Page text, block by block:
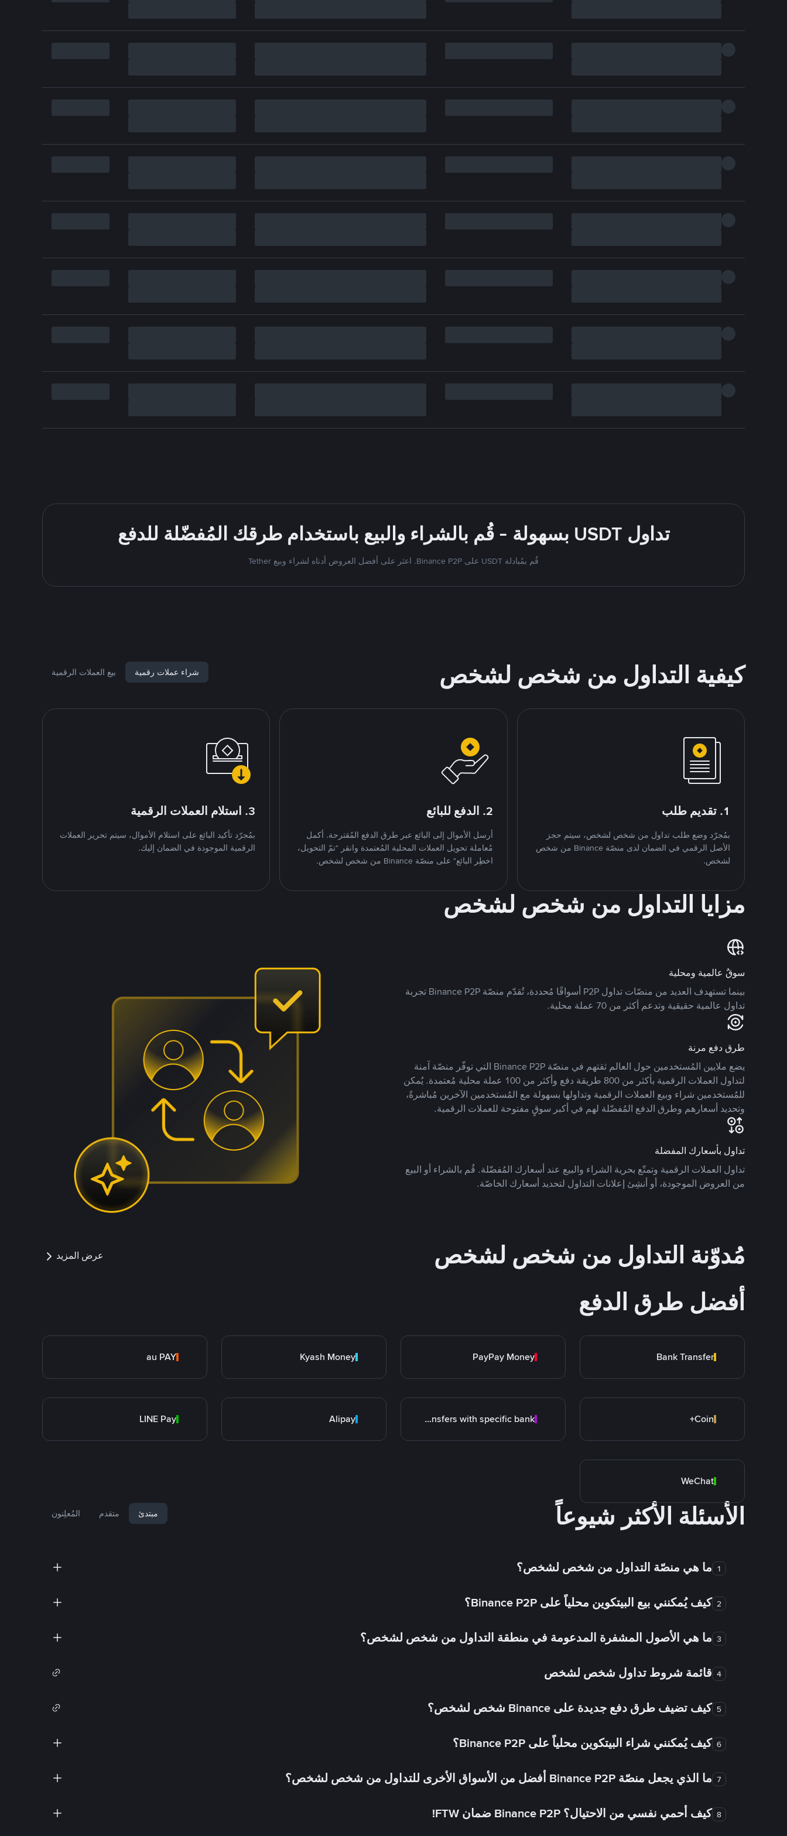
تداول USDT بسهولة - قُم بالشراء والبيع باستخدام طرقك المُفضّلة للدفع
قُم بمُبادلة USDT على Binance P2P. اعثر على أفضل العروض أدناه لشراء وبيع Tether
كيفية التداول من شخص لشخص شراء عملات رقمية بيع العملات الرقمية
1. تقديم طلب
بمُجرّد وضع طلب تداول من شخص لشخص، سيتم حجز
الأصل الرقمي في الضمان لدى منصّة Binance من شخص
لشخص.
2. الدفع للبائع
أرسل الأموال إلى البائع عبر طرق الدفع المُقترحة. أكمل
مُعاملة تحويل العملات المحلية المُعتمدة وانقر "تمّ التحويل،
اخطِر البائع" على منصّة Binance من شخص لشخص.
3. استلام العملات الرقمية
بمُجرّد تأكيد البائع على استلام الأموال، سيتم تحرير العملات
الرقمية الموجودة في الضمان إليك.
مزايا التداول من شخص لشخص
سوقٌ عالمية ومحلية
بينما تستهدف العديد من منصّات تداول P2P أسواقًا مُحددة، تُقدّم منصّة Binance P2P تجربة
تداول عالمية حقيقية وتدعم أكثر من 70 عملة محلية.
طرق دفع مرنة
يضع ملايين المُستخدمين حول العالم ثقتهم في منصّة Binance P2P التي توفّر منصّة آمنة
لتداول العملات الرقمية بأكثر من 800 طريقة دفع وأكثر من 100 عملة محلية مُعتمدة. يُمكن
للمُستخدمين شراء وبيع العملات الرقمية وتداولها بسهولة مع المُستخدمين الآخرين مُباشرةً،
وتحديد أسعارهم وطرق الدفع المُفضّلة لهم في أكبر سوقٍ مفتوحة للعملات الرقمية.
تداول بأسعارك المفضلة
تداول العملات الرقمية وتمتّع بحرية الشراء والبيع عند أسعارك المُفضّلة. قُم بالشراء أو البيع
من العروض الموجودة، أو أنشِئ إعلانات التداول لتحديد أسعارك الخاصّة.
مُدوّنة التداول من شخص لشخص عرض المزيد
أفضل طرق الدفع
Bank Transfer
PayPay Money
Kyash Money
au PAY
Coin+
Transfers with specific bank
Alipay
LINE Pay
WeChat
الأسئلة الأكثر شيوعاً مبتدئ متقدم المُعلِنون
1 ما هي منصّة التداول من شخص لشخص؟
2 كيف يُمكنني بيع البيتكوين محلياً على Binance P2P؟
3 ما هي الأصول المشفرة المدعومة في منطقة التداول من شخص لشخص؟
4 قائمة شروط تداول شخص لشخص
5 كيف تضيف طرق دفع جديدة على Binance شخص لشخص؟
6 كيف يُمكنني شراء البيتكوين محلياً على Binance P2P؟
7 ما الذي يجعل منصّة Binance P2P أفضل من الأسواق الأخرى للتداول من شخص لشخص؟
8 كيف أحمي نفسي من الاحتيال؟ Binance P2P ضمان FTW!